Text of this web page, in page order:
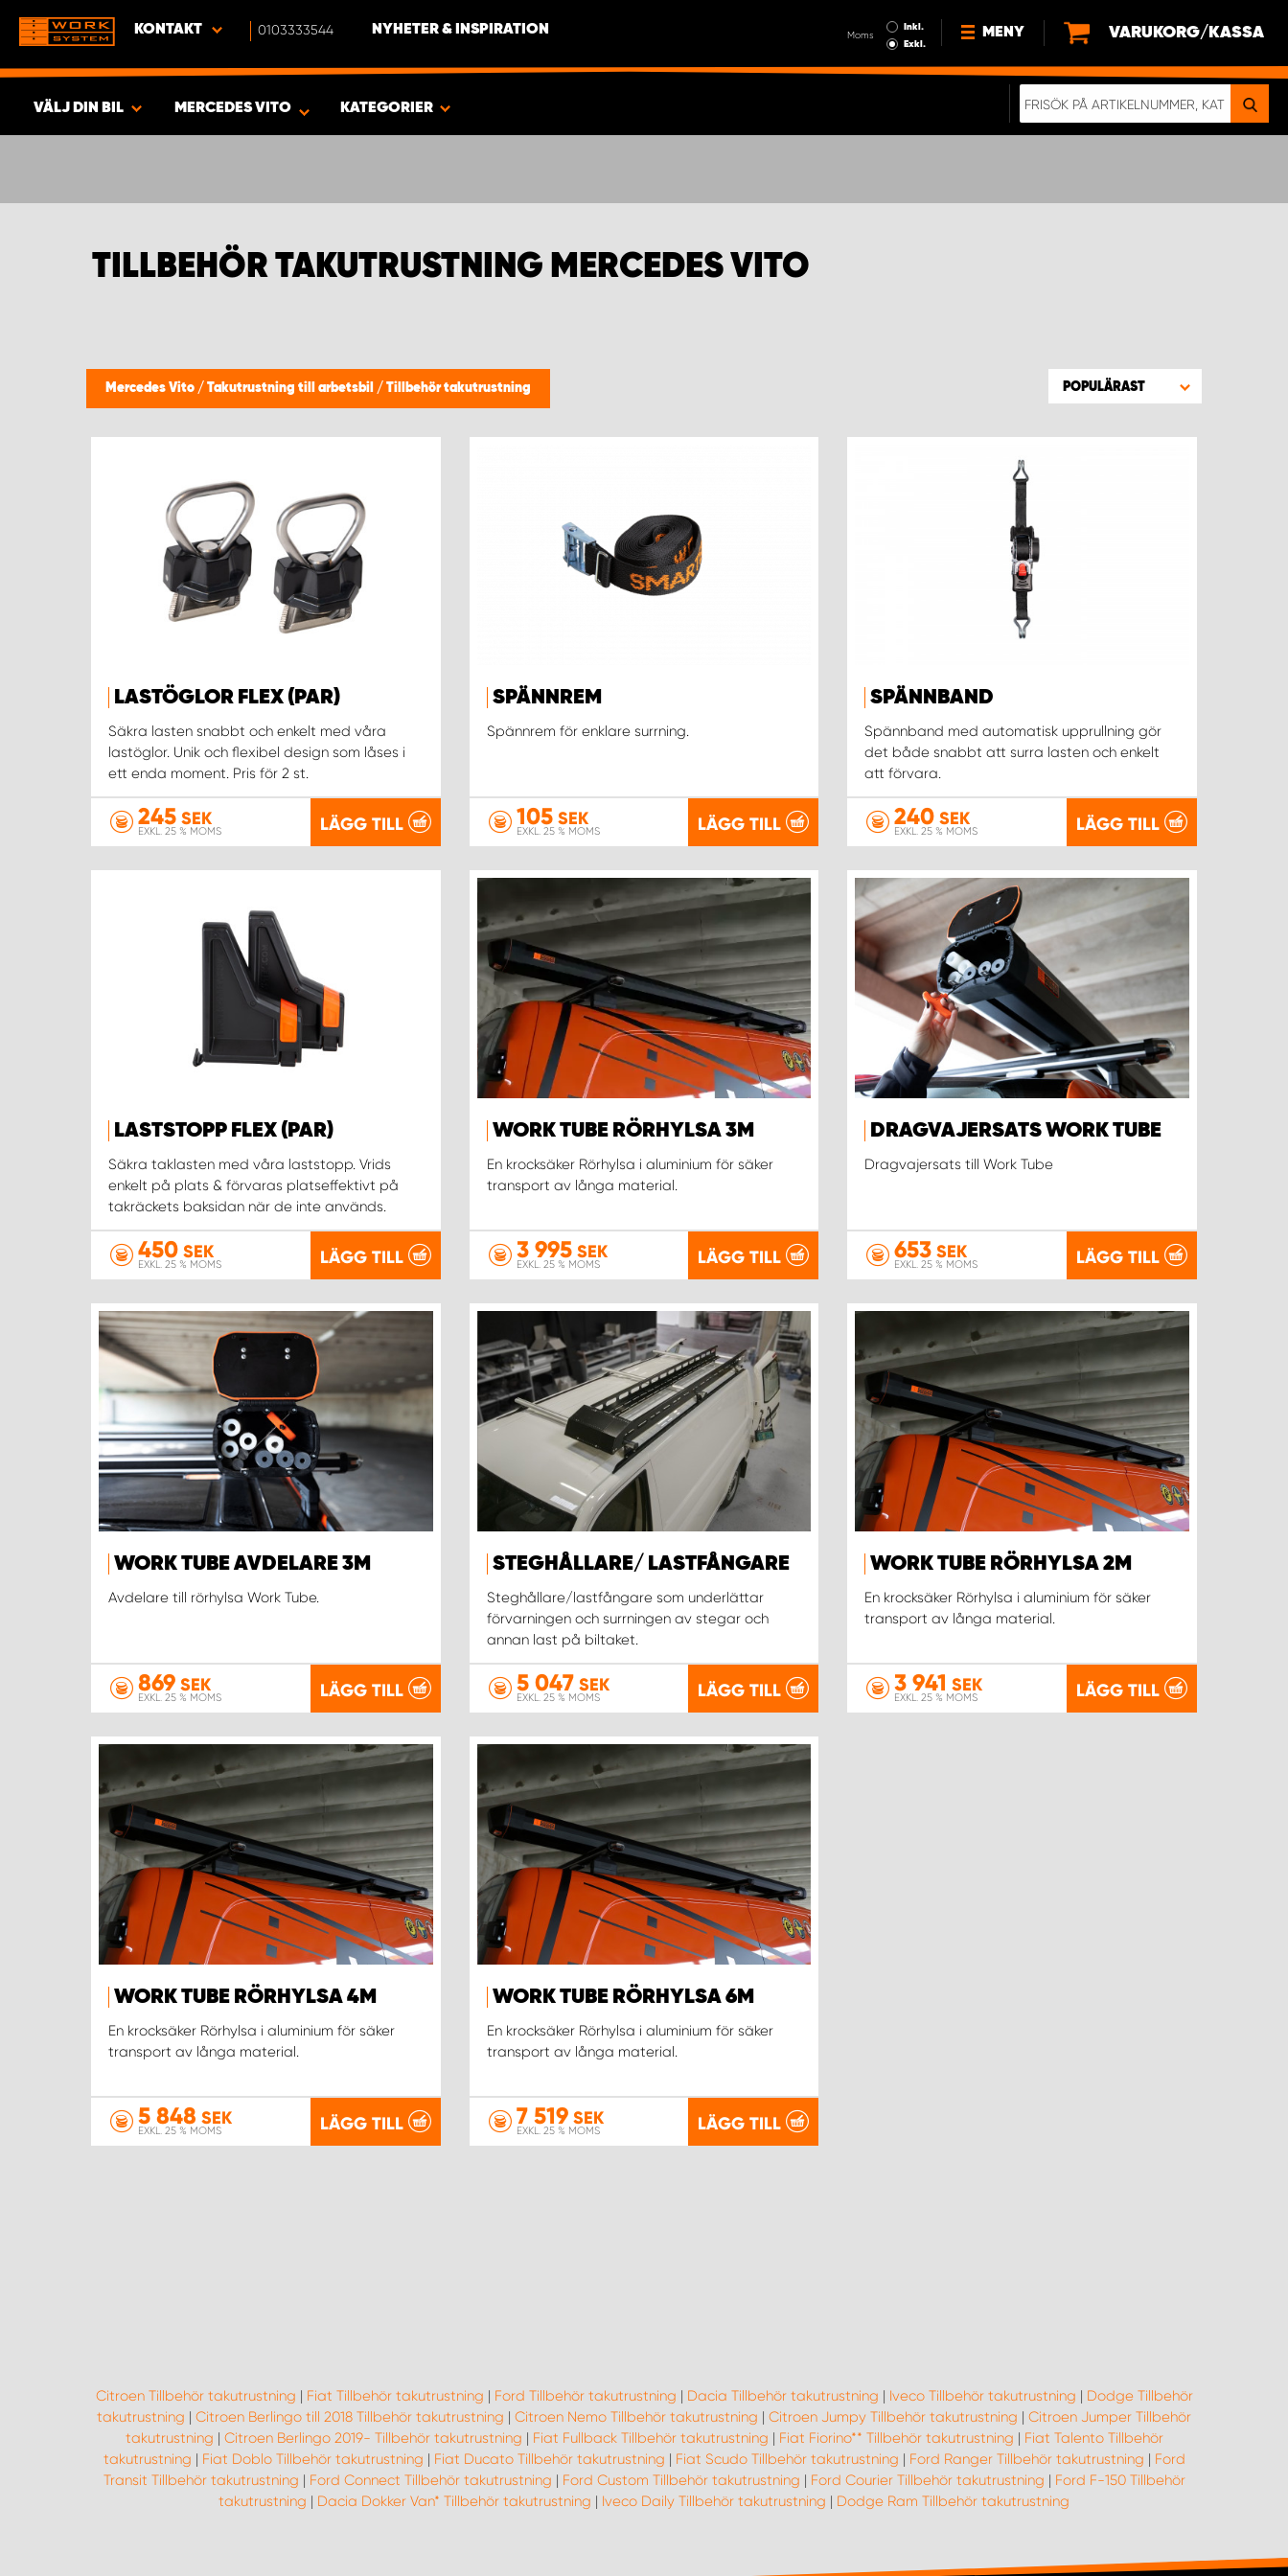
KONTAKT 0103333544 NYHETER & INSPIRATION Moms
Inkl.
Exkl.
MENY
NYHETER
VARUKORG/KASSA
VÄLJ DIN BIL
PRODUKTER
MERCEDES VITO KATEGORIER
TILLBEHÖR TAKUTRUSTNING MERCEDES VITO
Mercedes Vito / Takutrustning till arbetsbil / Tillbehör takutrustning POPULÄRAST
LASTÖGLOR FLEX (PAR)
Säkra lasten snabbt och enkelt med våra
lastöglor. Unik och flexibel design som låses i
ett enda moment. Pris för 2 st.
245 SEK
EXKL. 25 % MOMS LÄGG TILL
SPÄNNREM
Spännrem för enklare surrning.
105SEK
EXKL. 25 % MOMS LÄGG TILL
SPÄNNBAND
Spännband med automatisk upprullning gör
det både snabbt att surra lasten och enkelt
att förvara.
240 SEK
EXKL. 25 % MOMS LÄGG TILL
LASTSTOPP FLEX (PAR)
Säkra taklasten med våra laststopp. Vrids
enkelt på plats & förvaras platseffektivt på
takräckets baksidan när de inte används.
450 SEK
EXKL. 25 % MOMS LÄGG TILL
WORK TUBE RÖRHYLSA 3M
En krocksäker Rörhylsa i aluminium för säker
transport av långa material.
3 995SEK
EXKL. 25 % MOMS LÄGG TILL
DRAGVAJERSATS WORK TUBE
Dragvajersats till Work Tube
653 SEK
EXKL. 25 % MOMS LÄGG TILL
WORK TUBE AVDELARE 3M
Avdelare till rörhylsa Work Tube.
869 SEK
EXKL. 25 % MOMS LÄGG TILL
STEGHÅLLARE/ LASTFÅNGARE
Steghållare/lastfångare som underlättar
förvarningen och surrningen av stegar och
annan last på biltaket.
5 047SEK
EXKL. 25 % MOMS LÄGG TILL
WORK TUBE RÖRHYLSA 2M
En krocksäker Rörhylsa i aluminium för säker
transport av långa material.
3 941 SEK
EXKL. 25 % MOMS LÄGG TILL
WORK TUBE RÖRHYLSA 4M
En krocksäker Rörhylsa i aluminium för säker
transport av långa material.
5 848 SEK
EXKL. 25 % MOMS LÄGG TILL
WORK TUBE RÖRHYLSA 6M
En krocksäker Rörhylsa i aluminium för säker
transport av långa material.
7 519SEK
EXKL. 25 % MOMS LÄGG TILL
Citroen Tillbehör takutrustning | Fiat Tillbehör takutrustning | Ford Tillbehör takutrustning | Dacia Tillbehör takutrustning | Iveco Tillbehör takutrustning | Dodge Tillbehör
takutrustning | Citroen Berlingo till 2018 Tillbehör takutrustning | Citroen Nemo Tillbehör takutrustning | Citroen Jumpy Tillbehör takutrustning | Citroen Jumper Tillbehör
takutrustning | Citroen Berlingo 2019- Tillbehör takutrustning | Fiat Fullback Tillbehör takutrustning | Fiat Fiorino** Tillbehör takutrustning | Fiat Talento Tillbehör
takutrustning | Fiat Doblo Tillbehör takutrustning | Fiat Ducato Tillbehör takutrustning | Fiat Scudo Tillbehör takutrustning | Ford Ranger Tillbehör takutrustning | Ford
Transit Tillbehör takutrustning | Ford Connect Tillbehör takutrustning | Ford Custom Tillbehör takutrustning | Ford Courier Tillbehör takutrustning | Ford F-150 Tillbehör
takutrustning | Dacia Dokker Van* Tillbehör takutrustning | Iveco Daily Tillbehör takutrustning | Dodge Ram Tillbehör takutrustning